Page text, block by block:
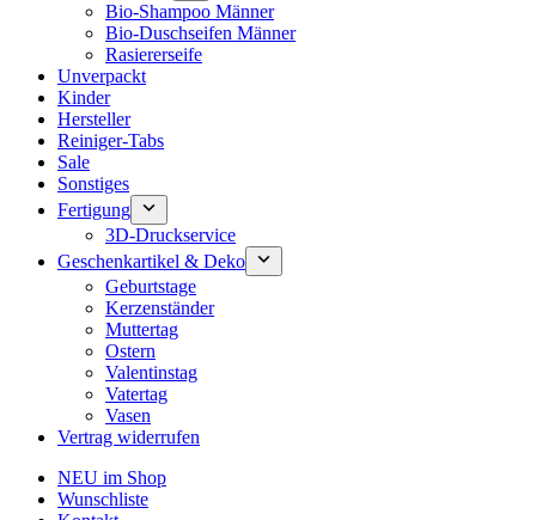
Bio-Shampoo Männer
Bio-Duschseifen Männer
Rasiererseife
Unverpackt
Kinder
Hersteller
Reiniger-Tabs
Sale
Sonstiges
Fertigung
3D-Druckservice
Geschenkartikel & Deko
Geburtstage
Kerzenständer
Muttertag
Ostern
Valentinstag
Vatertag
Vasen
Vertrag widerrufen
NEU im Shop
Wunschliste